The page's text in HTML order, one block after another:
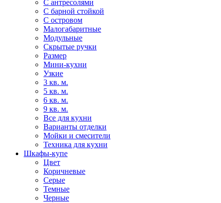
С антресолями
С барной стойкой
С островом
Малогабаритные
Модульные
Скрытые ручки
Размер
Мини-кухни
Узкие
3 кв. м.
5 кв. м.
6 кв. м.
9 кв. м.
Все для кухни
Варианты отделки
Мойки и смесители
Техника для кухни
Шкафы-купе
Цвет
Коричневые
Серые
Темные
Черные